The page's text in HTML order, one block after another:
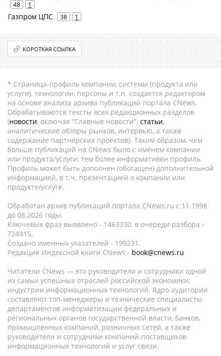
48 1
Газпром ЦПС 38 1
КОРОТКАЯ ССЫЛКА
* Страница-профиль компании, системы (продукта или
услуги), технологии, персоны и т.п. создается редактором
на основе анализа архива публикаций портала CNews.
Обрабатываются тексты всех редакционных разделов
(новости, включая "Главные новости", статьи,
аналитические обзоры рынков, интервью, а также
содержание партнёрских проектов). Таким образом, чем
больше публикаций на CNews было с именем компании
или продукта/услуги, тем более информативен профиль.
Профиль может быть дополнен (обогащен) дополнительной
информацией, в т.ч. презентацией о компании или
продукте/услуге.
Обработан архив публикаций портала CNews.ru c 11.1998
до 08.2026 годы.
Ключевых фраз выявлено - 1463330, в очереди разбора -
724415.
Создано именных указателей - 199231.
Редакция Индексной книги CNews - book@cnews.ru
Читатели CNews — это руководители и сотрудники одной
из самых успешных отраслей российской экономики:
индустрии информационных технологий. Ядро аудитории
составляют топ-менеджеры и технические специалисты
департаментов информатизации федеральных и
региональных органов государственной власти, банков,
промышленных компаний, розничных сетей, а также
руководители и сотрудники компаний-поставщиков
информационных технологий и услуг связи.